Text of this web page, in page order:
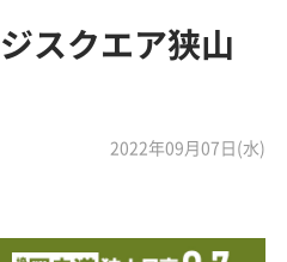
スクエア狭山
2022年09月07日(水)